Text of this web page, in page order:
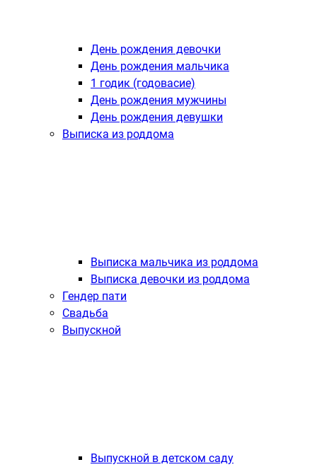
День рождения девочки
День рождения мальчика
1 годик (годовасие)
День рождения мужчины
День рождения девушки
Выписка из роддома
Выписка мальчика из роддома
Выписка девочки из роддома
Гендер пати
Свадьба
Выпускной
Выпускной в детском саду